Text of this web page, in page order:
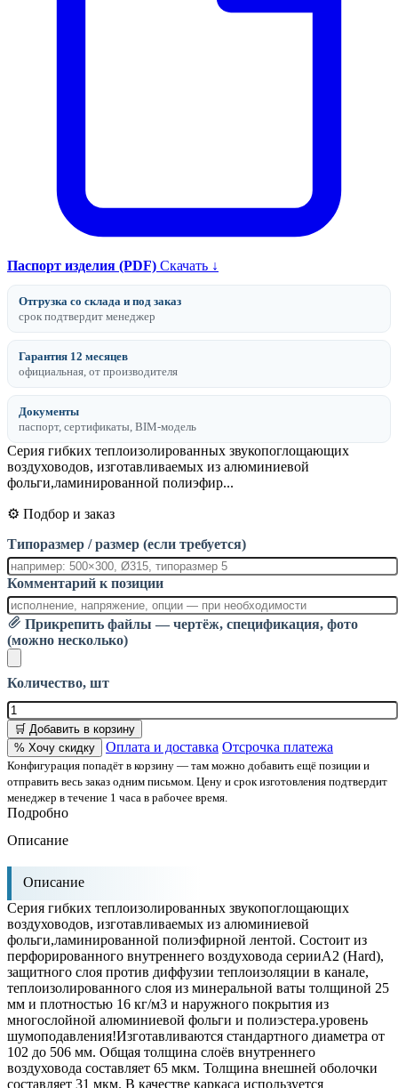
Паспорт изделия (PDF) Скачать ↓
Отгрузка со склада и под заказ
срок подтвердит менеджер
Гарантия 12 месяцев
официальная, от производителя
Документы
паспорт, сертификаты, BIM-модель
Cерия гибких теплоизолированных звукопоглощающих
воздуховодов, изготавливаемых из алюминиевой
фольги,ламинированной полиэфир...
⚙️ Подбор и заказ
Типоразмер / размер (если требуется)
Комментарий к позиции
Прикрепить файлы — чертёж, спецификация, фото
(можно несколько)
Количество, шт
🛒 Добавить в корзину
% Хочу скидку
Оплата и доставка Отсрочка платежа
Конфигурация попадёт в корзину — там можно добавить ещё позиции и
отправить весь заказ одним письмом. Цену и срок изготовления подтвердит
менеджер в течение 1 часа в рабочее время.
Подробно
Описание
Описание
Cерия гибких теплоизолированных звукопоглощающих
воздуховодов, изготавливаемых из алюминиевой
фольги,ламинированной полиэфирной лентой. Состоит из
перфорированного внутреннего воздуховода серииА2 (Hard),
защитного слоя против диффузии теплоизоляции в канале,
теплоизолированного слоя из минеральной ваты толщиной 25
мм и плотностью 16 кг/м3 и наружного покрытия из
многослойной алюминиевой фольги и полиэстера.уровень
шумоподавления!Изготавливаются стандартного диаметра от
102 до 506 мм. Общая толщина слоёв внутреннего
воздуховода составляет 65 мкм. Толщина внешней оболочки
составляет 31 мкм. В качестве каркаса используется